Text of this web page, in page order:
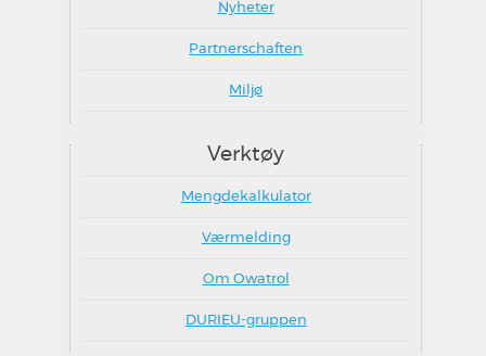
Nyheter
Partnerschaften
Miljø
Verktøy
Mengdekalkulator
Værmelding
Om Owatrol
DURIEU-gruppen